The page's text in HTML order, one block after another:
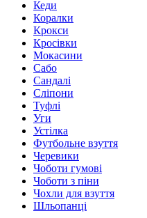
Кеди
Коралки
Крокси
Кросівки
Мокасини
Сабо
Сандалі
Сліпони
Туфлі
Уги
Устілка
Футбольне взуття
Черевики
Чоботи гумові
Чоботи з піни
Чохли для взуття
Шльопанці